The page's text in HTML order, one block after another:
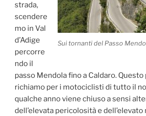
Sui tornanti del Passo
strada,
scendere
mo in Val
d’Adige
percorre
ndo il
passo Mendola fino a Caldaro.
richiamo per i motociclisti di tutto il
qualche anno viene chiuso a sensi
dell’elevata pericolosità e dell’elevato